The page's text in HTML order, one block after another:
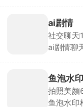
手动书签
收藏追更
画必备。
ai剧情
社交聊天
ai剧情聊
戏剧情还
大幅降低
普通人也
人人都能
鱼泡水
拍照美颜
鱼泡水印